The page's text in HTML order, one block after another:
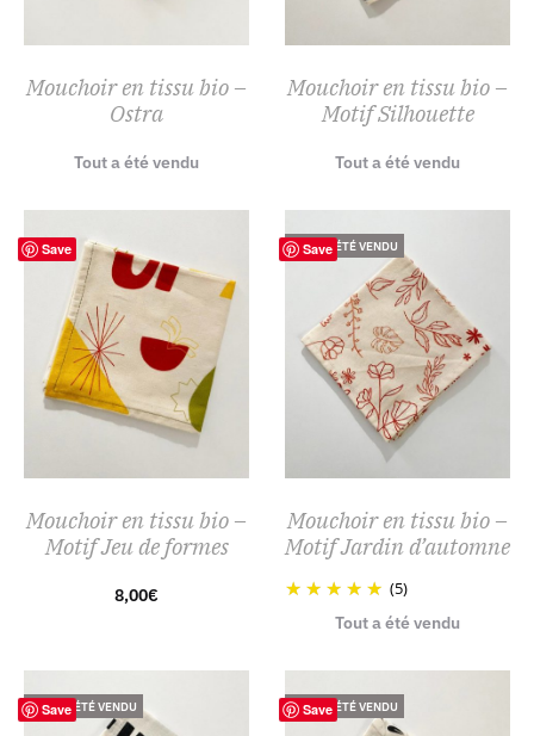
Mouchoir en tissu bio –
Ostra
Tout a été vendu
Mouchoir en tissu bio –
Motif Silhouette
Tout a été vendu
Save
Mouchoir en tissu bio –
Motif Jeu de formes
8,00€
Save
TOUT A ÉTÉ VENDU
Mouchoir en tissu bio –
Motif Jardin d’automne
(5)
Tout a été vendu
Save
TOUT A ÉTÉ VENDU Save
TOUT A ÉTÉ VENDU